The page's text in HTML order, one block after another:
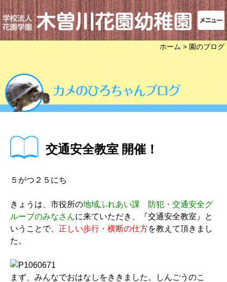
ホーム > 園のブログ
交通安全教室 開催！
５がつ２５にち
きょうは、市役所の地域ふれあい課 防犯・交通安全グ
ループのみなさんに来ていただき、『交通安全教室』と
いうことで、 正しい歩行・横断の仕方を教えて頂きまし
た。
まず、みんなでおはなしをききました。しんごうのこ